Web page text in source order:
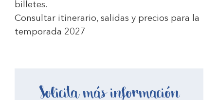
billetes.
Consultar itinerario, salidas y precios para la
temporada 2027
Solicita más información